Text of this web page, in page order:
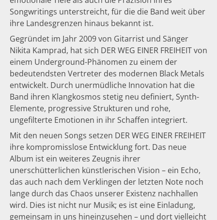
Songwritings unterstreicht, für die die Band weit über
ihre Landesgrenzen hinaus bekannt ist.
Gegründet im Jahr 2009 von Gitarrist und Sänger
Nikita Kamprad, hat sich DER WEG EINER FREIHEIT von
einem Underground-Phänomen zu einem der
bedeutendsten Vertreter des modernen Black Metals
entwickelt. Durch unermüdliche Innovation hat die
Band ihren Klangkosmos stetig neu definiert, Synth-
Elemente, progressive Strukturen und rohe,
ungefilterte Emotionen in ihr Schaffen integriert.
Mit den neuen Songs setzen DER WEG EINER FREIHEIT
ihre kompromisslose Entwicklung fort. Das neue
Album ist ein weiteres Zeugnis ihrer
unerschütterlichen künstlerischen Vision – ein Echo,
das auch nach dem Verklingen der letzten Note noch
lange durch das Chaos unserer Existenz nachhallen
wird. Dies ist nicht nur Musik; es ist eine Einladung,
gemeinsam in uns hineinzusehen – und dort vielleicht